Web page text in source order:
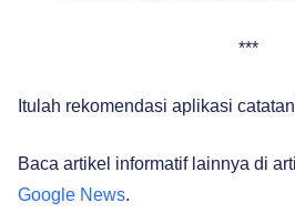
***
Itulah rekomendasi aplikasi
Baca artikel informatif lainnya di
Google News.